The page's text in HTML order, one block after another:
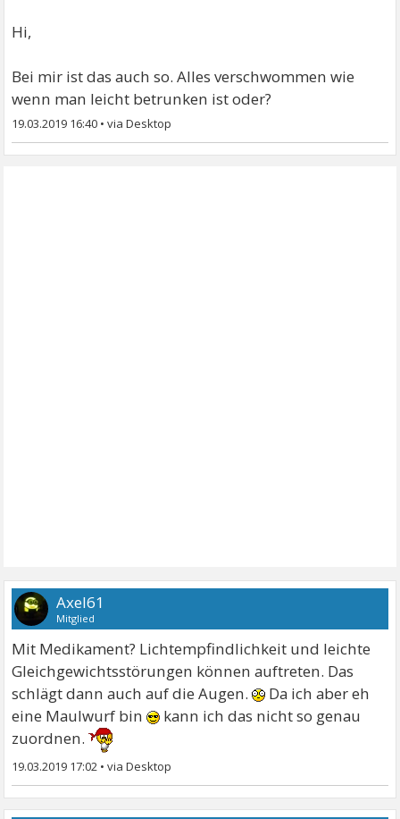
Hi,
Bei mir ist das auch so. Alles verschwommen wie
wenn man leicht betrunken ist oder?
19.03.2019 16:40 •
Axel61
Mitglied
Mit Medikament? Lichtempfindlichkeit und leichte
Gleichgewichtsstörungen können auftreten. Das
schlägt dann auch auf die Augen.
Da ich aber eh
eine Maulwurf bin
kann ich das nicht so genau
zuordnen.
19.03.2019 17:02 •